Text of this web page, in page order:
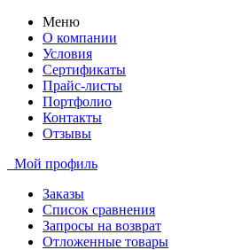
Меню
О компании
Условия
Сертификаты
Прайс-листы
Портфолио
Контакты
Отзывы
Мой профиль
Заказы
Список сравнения
Запросы на возврат
Отложенные товары